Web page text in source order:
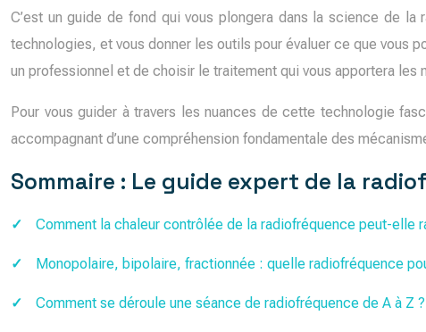
C’est un guide de fond qui vous plongera dans la science de
technologies, et vous donner les outils pour évaluer ce que vous
un professionnel et de choisir le traitement qui vous apportera les
Pour vous guider à travers les nuances de cette technologie
accompagnant d’une compréhension fondamentale des
Sommaire : Le guide expert de la
Comment la chaleur contrôlée de la radiofréquence peut-elle
Monopolaire, bipolaire, fractionnée : quelle radiofréquence
Comment se déroule une séance de radiofréquence de A à Z ?